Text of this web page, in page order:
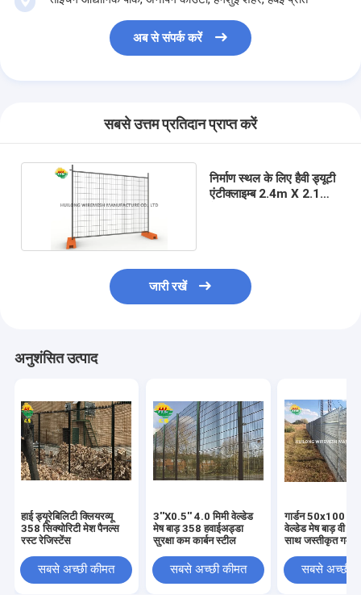
अब से संपर्क करें
सबसे उत्तम प्रतिदान प्राप्त करें
निर्माण स्थल के लिए हैवी ड्यूटी
एंटीक्लाइम्ब 2.4m X 2.1m
जारी रखें
अनुशंसित उत्पाद
हाई ड्यूरेबिलिटी क्लियरव्यू
358 सिक्योरिटी मेश पैनल्स
रस्ट रेजिस्टेंस
सबसे अच्छी कीमत
3''X0.5'' 4.0 मिमी वेल्डेड
मेष बाड़ 358 हवाईअड्डा
सुरक्षा कम कार्बन स्टील
सबसे अच्छी कीमत
गार्डन 50x100
वेल्डेड मेष बाड़ वी
साथ जस्तीकृत गर्म
सबसे अच्छी